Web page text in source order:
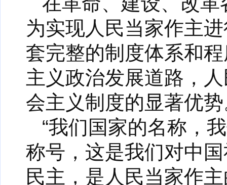
为实现人民当家作主
套完整的制度体系和
主义政治发展道路，
会主义制度的显著优
“我们国家的名称，
称号，这是我们对中
民主，是人民当家作